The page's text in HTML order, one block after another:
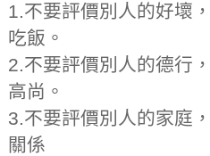
1.不要評價別人的好壞
吃飯。
2.不要評價別人的德行
高尚。
3.不要評價別人的家庭
關係